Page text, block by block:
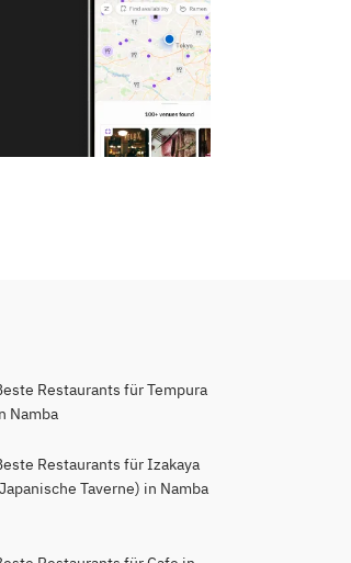
Restaurants für Tempura
Namba
Restaurants für Izakaya
Taverne) in Namba